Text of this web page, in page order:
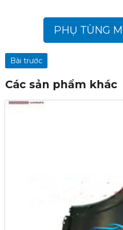
PHỤ TÙNG
Bài trước
Các sản phẩm khác